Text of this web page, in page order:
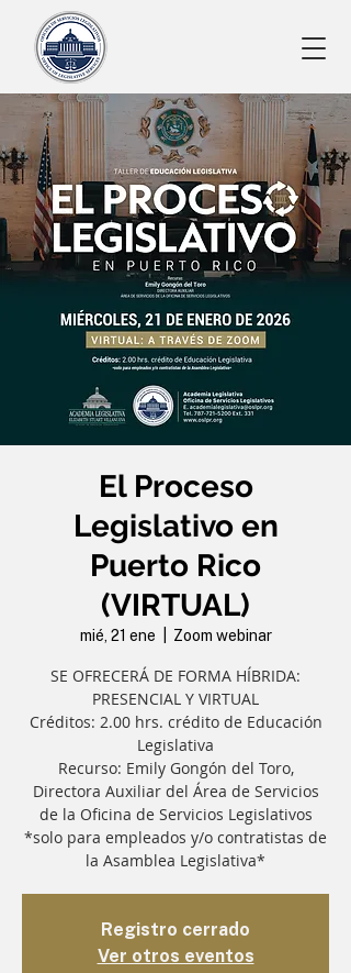
El Proceso
Legislativo en
Puerto Rico
(VIRTUAL)
mié, 21 ene Zoom webinar
SE OFRECERÁ DE FORMA HÍBRIDA:
PRESENCIAL Y VIRTUAL
Créditos: 2.00 hrs. crédito de Educación
Legislativa
Recurso: Emily Gongón del Toro,
Directora Auxiliar del Área de Servicios
de la Oficina de Servicios Legislativos
*solo para empleados y/o contratistas de
la Asamblea Legislativa*
Registro cerrado
Ver otros eventos